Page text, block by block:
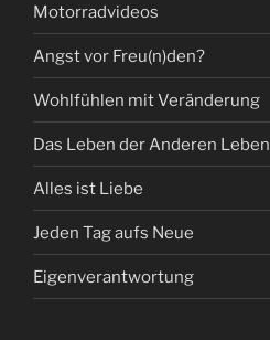
Motorradvideos
Angst vor Freu(n)den?
Wohlfühlen mit Veränderung
Das Leben der Anderen Leben
Alles ist Liebe
Jeden Tag aufs Neue
Eigenverantwortung